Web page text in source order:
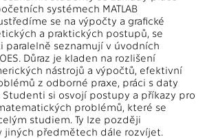
systémech MATLAB
se na výpočty a grafické
a praktických postupů, se
paralelně seznamují v úvodních
Důraz je kladen na rozlišení
nástrojů a výpočtů, efektivní
z odborné praxe, práci s daty
si osvojí postupy a příkazy pro
problémů, které se
studiem. Ty lze později
jiných předmětech dále rozvíjet.